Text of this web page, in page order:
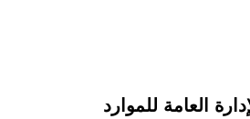
ري صان الحجر التابعة للإدارة العامة للموارد